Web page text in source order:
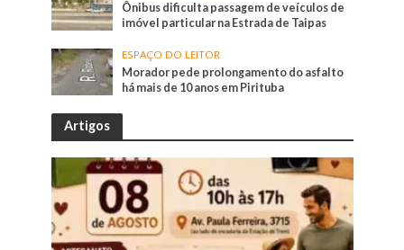
Ônibus dificulta passagem de veículos de
imóvel particular na Estrada de Taipas
ESPAÇO DO LEITOR
Morador pede prolongamento do asfalto
há mais de 10 anos em Pirituba
Artigos